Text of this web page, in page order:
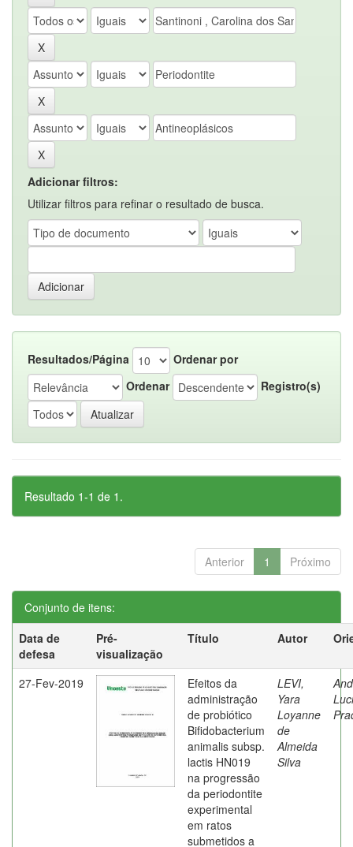
Adicionar filtros:
Utilizar filtros para refinar o resultado de busca.
Resultados/Página
Ordenar por
Ordenar
Registro(s)
Resultado 1-1 de 1.
Anterior 1 Próximo
Conjunto de itens:
Data de
defesa
Pré-
visualização
Título Autor
27-Fev-2019
Efeitos da
administração
de probiótico
Bifidobacterium
animalis subsp.
lactis HN019
na progressão
da periodontite
experimental
em ratos
submetidos a
LEVI,
Yara
Loyanne
de
Almeida
Silva